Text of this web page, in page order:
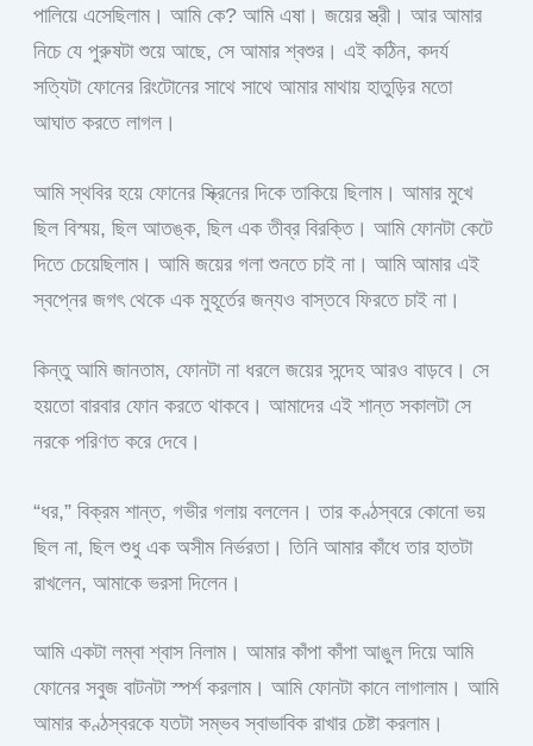
পালিয়ে এসেছিলাম। আমি কে? আমি এষা। জয়ের স্ত্রী। আর আমার
নিচে যে পুরুষটা শুয়ে আছে, সে আমার শ্বশুর। এই কঠিন, কদর্য
সত্যিটা ফোনের রিংটোনের সাথে সাথে আমার মাথায় হাতুড়ির মতো
আঘাত করতে লাগল।
আমি স্থবির হয়ে ফোনের স্ক্রিনের দিকে তাকিয়ে ছিলাম। আমার মুখে
ছিল বিস্ময়, ছিল আতঙ্ক, ছিল এক তীব্র বিরক্তি। আমি ফোনটা কেটে
দিতে চেয়েছিলাম। আমি জয়ের গলা শুনতে চাই না। আমি আমার এই
স্বপ্নের জগৎ থেকে এক মুহূর্তের জন্যও বাস্তবে ফিরতে চাই না।
কিন্তু আমি জানতাম, ফোনটা না ধরলে জয়ের সন্দেহ আরও বাড়বে। সে
হয়তো বারবার ফোন করতে থাকবে। আমাদের এই শান্ত সকালটা সে
নরকে পরিণত করে দেবে।
“ধর,” বিক্রম শান্ত, গভীর গলায় বললেন। তার কণ্ঠস্বরে কোনো ভয়
ছিল না, ছিল শুধু এক অসীম নির্ভরতা। তিনি আমার কাঁধে তার হাতটা
রাখলেন, আমাকে ভরসা দিলেন।
আমি একটা লম্বা শ্বাস নিলাম। আমার কাঁপা কাঁপা আঙুল দিয়ে আমি
ফোনের সবুজ বাটনটা স্পর্শ করলাম। আমি ফোনটা কানে লাগালাম। আমি
আমার কণ্ঠস্বরকে যতটা সম্ভব স্বাভাবিক রাখার চেষ্টা করলাম।